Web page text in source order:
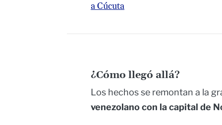
a Cúcuta
¿Cómo llegó allá?
Los hechos se remontan a la
venezolano con la capital de